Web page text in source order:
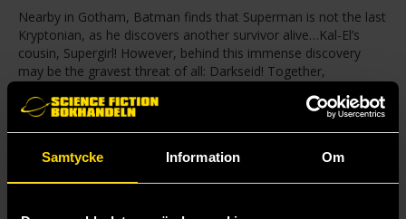
Samtycke Information Om
Nearby in Gotham, Batman finds that Superman is not the last
Kryptonian, as he discovers another survivor alive…Kal-El’s
cousin, Supergirl! However, behind this immense discovery
may be the gravest threat of all: Darkseid! Together,
threats known to the DC Universe in an unforgettable team-
Mer från Ed McGuinness